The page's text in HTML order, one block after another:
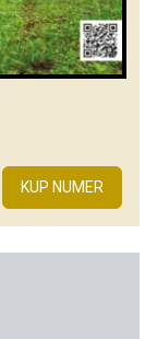
KUP NUMER